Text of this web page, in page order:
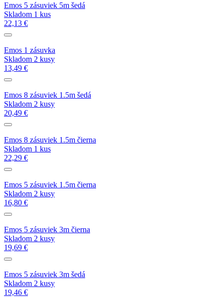
Emos 5 zásuviek 5m šedá
Skladom 1 kus
22,13 €
Emos 1 zásuvka
Skladom 2 kusy
13,49 €
Emos 8 zásuviek 1.5m šedá
Skladom 2 kusy
20,49 €
Emos 8 zásuviek 1.5m čierna
Skladom 1 kus
22,29 €
Emos 5 zásuviek 1.5m čierna
Skladom 2 kusy
16,80 €
Emos 5 zásuviek 3m čierna
Skladom 2 kusy
19,69 €
Emos 5 zásuviek 3m šedá
Skladom 2 kusy
19,46 €